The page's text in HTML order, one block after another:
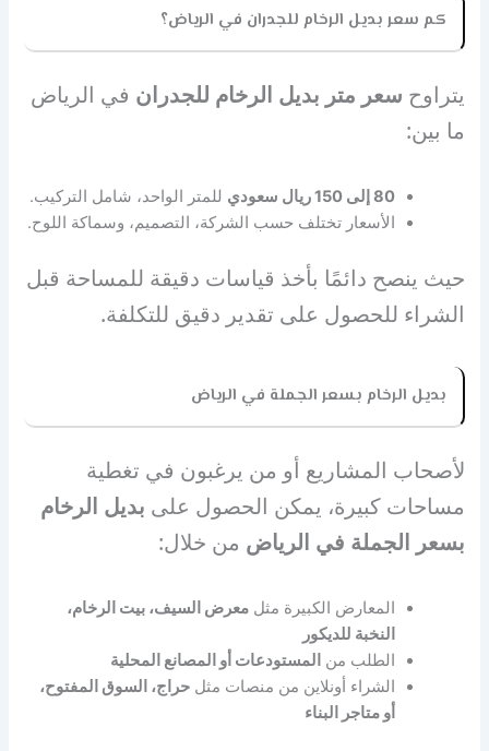
كم سعر بديل الرخام للجدران في الرياض؟
يتراوح سعر متر بديل الرخام للجدران في الرياض
ما بين:
80إلى 150 ريال سعودي
للمتر الواحد، شامل التركيب.
الأسعار تختلف حسب الشركة، التصميم، وسماكة اللوح.
حيث ينصح دائمًا بأخذ قياسات دقيقة للمساحة قبل
الشراء للحصول على تقدير دقيق للتكلفة.
بديل الرخام بسعر الجملة في الرياض
لأصحاب المشاريع أو من يرغبون في تغطية
مساحات كبيرة، يمكن الحصول على بديل الرخام
بسعر الجملة في الرياض من خلال:
المعارض الكبيرة مثلمعرض السيف، بيت الرخام،
النخبة للديكور
الطلب من المستودعات أو المصانع المحلية
الشراء أونلاين من منصات مثلحراج، السوق المفتوح،
أو متاجر البناء